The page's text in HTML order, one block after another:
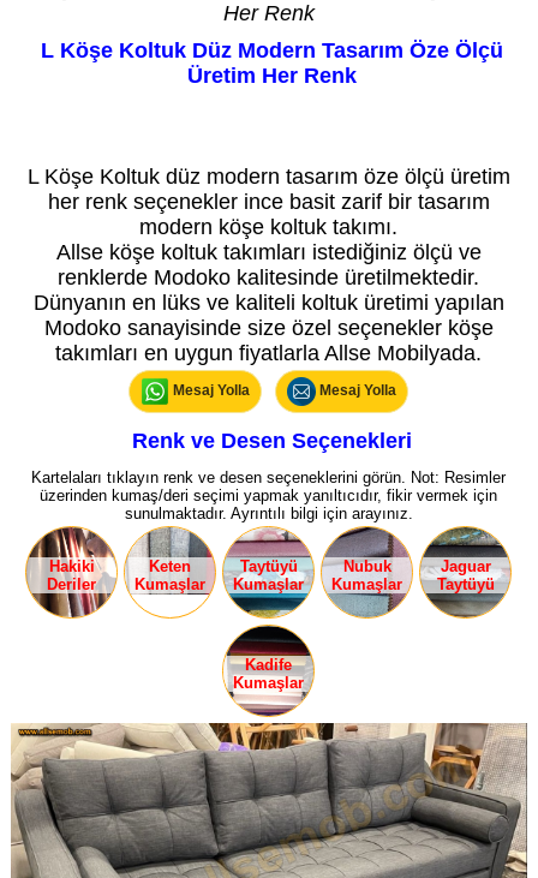
Her Renk
L Köşe Koltuk Düz Modern Tasarım Öze Ölçü
Üretim Her Renk
L Köşe Koltuk düz modern tasarım öze ölçü üretim
her renk seçenekler ince basit zarif bir tasarım
modern köşe koltuk takımı.
Allse köşe koltuk takımları istediğiniz ölçü ve
renklerde Modoko kalitesinde üretilmektedir.
Dünyanın en lüks ve kaliteli koltuk üretimi yapılan
Modoko sanayisinde size özel seçenekler köşe
takımları en uygun fiyatlarla Allse Mobilyada.
Mesaj Yolla Mesaj Yolla
Renk ve Desen Seçenekleri
Kartelaları tıklayın renk ve desen seçeneklerini görün. Not: Resimler
üzerinden kumaş/deri seçimi yapmak yanıltıcıdır, fikir vermek için
sunulmaktadır. Ayrıntılı bilgi için arayınız.
Hakiki
Deriler
Keten
Kumaşlar
Taytüyü
Kumaşlar
Nubuk
Kumaşlar
Jaguar
Taytüyü
Kadife
Kumaşlar